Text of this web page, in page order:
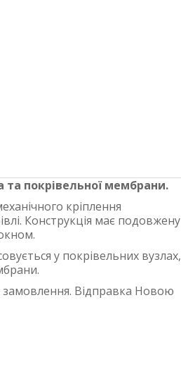
покрівельної мембрани.
кріплення
Конструкція має подовжену
у покрівельних вузлах,
замовлення. Відправка Новою